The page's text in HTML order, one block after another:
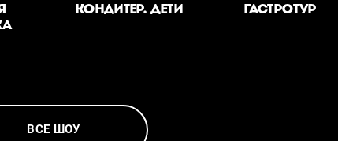
КОНДИТЕР. ДЕТИ ГАСТРОТУР
ВСЕ ШОУ